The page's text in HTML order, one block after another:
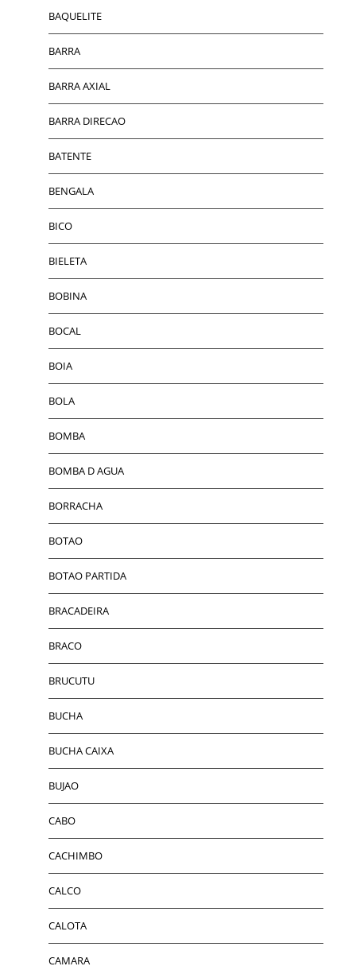
BAQUELITE
BARRA
BARRA AXIAL
BARRA DIRECAO
BATENTE
BENGALA
BICO
BIELETA
BOBINA
BOCAL
BOIA
BOLA
BOMBA
BOMBA D AGUA
BORRACHA
BOTAO
BOTAO PARTIDA
BRACADEIRA
BRACO
BRUCUTU
BUCHA
BUCHA CAIXA
BUJAO
CABO
CACHIMBO
CALCO
CALOTA
CAMARA